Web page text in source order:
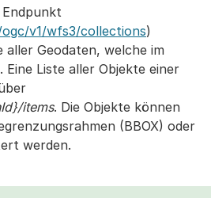
v1/wfs3/collections)
aller Geodaten, welche im
Liste aller Objekte einer
items. Die Objekte können
(BBOX) oder
werden.